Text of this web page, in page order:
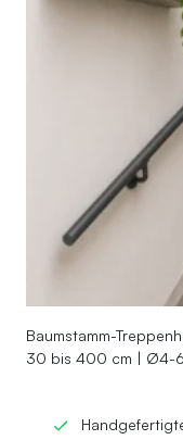
Baumstamm-
30 bis 400 cm | Ø4-6